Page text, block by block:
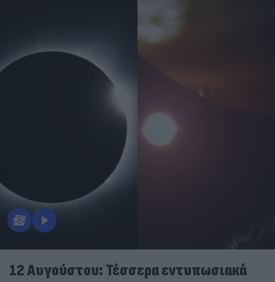
12 Αυγούστου: Τέσσερα εντυπωσιακά